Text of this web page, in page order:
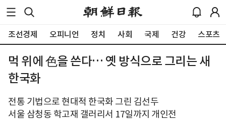
조선경제 오피니언 정치 사회 국제 건강 스포츠
먹 위에 色을 쓴다… 옛 방식으로 그리는 새
한국화
전통 기법으로 현대적 한국화 그린 김선두
서울 삼청동 학고재 갤러리서 17일까지 개인전